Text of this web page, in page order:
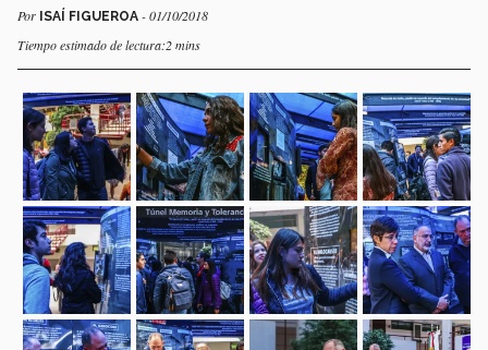
Por ISAÍ FIGUEROA - 01/10/2018
Tiempo estimado de lectura:2 mins